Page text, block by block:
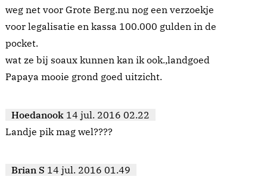
weg net voor Grote Berg.nu nog een verzoekje
voor legalisatie en kassa 100.000 gulden in de
pocket.
wat ze bij soaux kunnen kan ik ook.,landgoed
Papaya mooie grond goed uitzicht.
Hoedanook 14 jul. 2016 02.22
Landje pik mag wel????
Brian S 14 jul. 2016 01.49